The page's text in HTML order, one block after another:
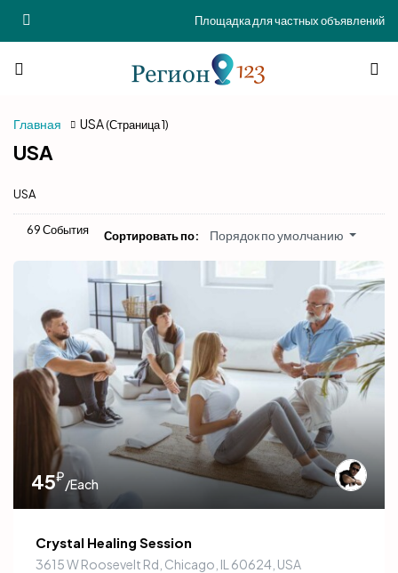
Площадка для частных объявлений
Главная USA(Страница 1)
USA
USA
69 События Сортировать по: Порядок по умолчанию
45₽/Each
Crystal Healing Session
3615 W Roosevelt Rd, Chicago, IL 60624, USA